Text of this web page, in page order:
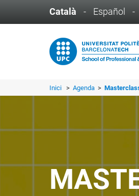
Català - Español -
Inici > Agenda >